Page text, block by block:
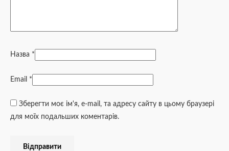
Назва *
Email *
Зберегти моє ім'я, e-mail, та адресу сайту в цьому браузері
для моїх подальших коментарів.